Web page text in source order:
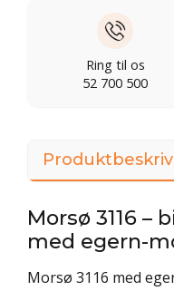
Ring til os
52 700 500
Morsø 3116 –
med egern-
Morsø 3116 med